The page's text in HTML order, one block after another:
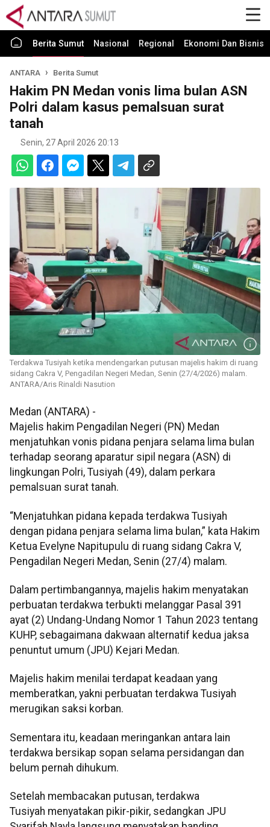
Berita Sumut Nasional Regional Ekonomi Dan Bisnis
ANTARA Berita Sumut
Hakim PN Medan vonis lima bulan ASN
Polri dalam kasus pemalsuan surat
tanah
Senin, 27 April 2026 20:13
Terdakwa Tusiyah ketika mendengarkan putusan majelis hakim di ruang
sidang Cakra V, Pengadilan Negeri Medan, Senin (27/4/2026) malam.
ANTARA/Aris Rinaldi Nasution
Medan (ANTARA) -
Majelis hakim Pengadilan Negeri (PN) Medan
menjatuhkan vonis pidana penjara selama lima bulan
terhadap seorang aparatur sipil negara (ASN) di
lingkungan Polri, Tusiyah (49), dalam perkara
pemalsuan surat tanah.
“Menjatuhkan pidana kepada terdakwa Tusiyah
dengan pidana penjara selama lima bulan,” kata Hakim
Ketua Evelyne Napitupulu di ruang sidang Cakra V,
Pengadilan Negeri Medan, Senin (27/4) malam.
Dalam pertimbangannya, majelis hakim menyatakan
perbuatan terdakwa terbukti melanggar Pasal 391
ayat (2) Undang-Undang Nomor 1 Tahun 2023 tentang
KUHP, sebagaimana dakwaan alternatif kedua jaksa
penuntut umum (JPU) Kejari Medan.
Majelis hakim menilai terdapat keadaan yang
memberatkan, yakni perbuatan terdakwa Tusiyah
merugikan saksi korban.
Sementara itu, keadaan meringankan antara lain
terdakwa bersikap sopan selama persidangan dan
belum pernah dihukum.
Setelah membacakan putusan, terdakwa
Tusiyah menyatakan pikir-pikir, sedangkan JPU